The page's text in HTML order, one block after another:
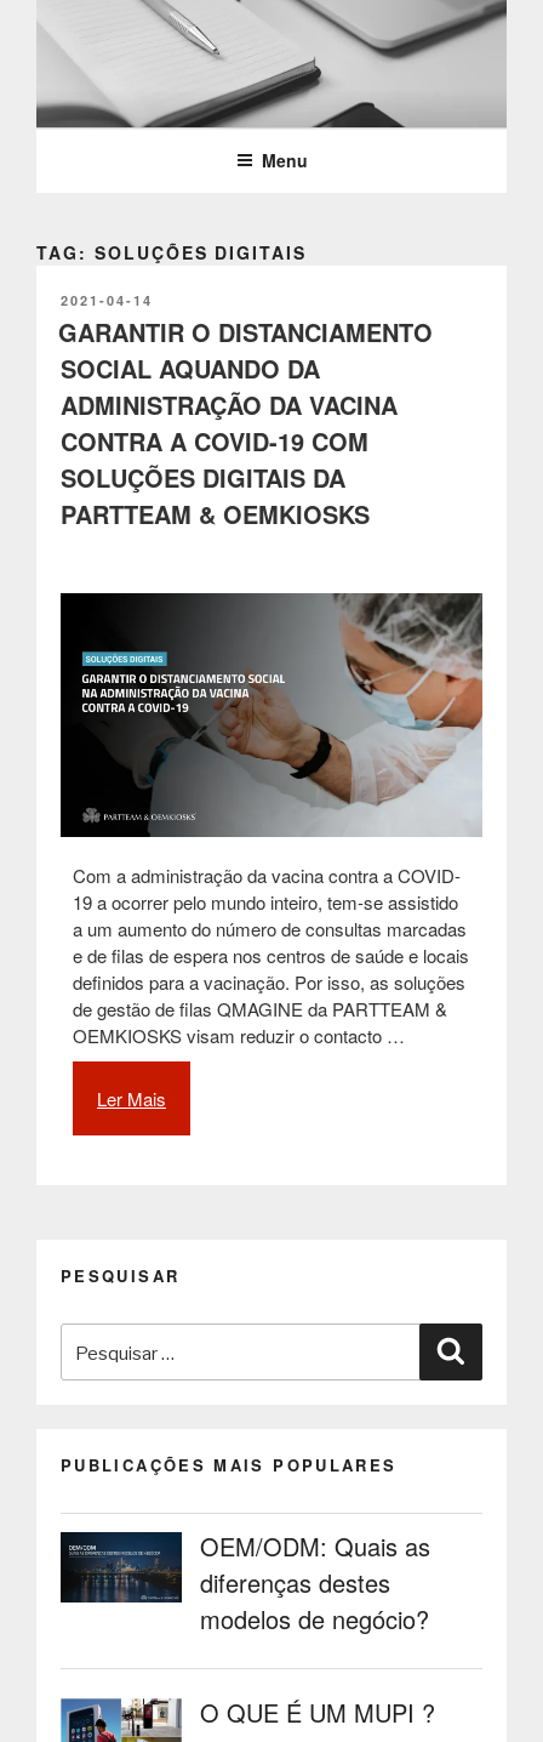
conteúdoPARTTEAM & OEMKIOSKS
BLOG
Menu
TAG: SOLUÇÕES DIGITAIS
PUBLICADO
EM
2021-04-14
GARANTIR O DISTANCIAMENTO
SOCIAL AQUANDO DA
ADMINISTRAÇÃO DA VACINA
CONTRA A COVID-19 COM
SOLUÇÕES DIGITAIS DA
PARTTEAM & OEMKIOSKS
Com a administração da vacina contra a COVID-
19 a ocorrer pelo mundo inteiro, tem-se assistido
a um aumento do número de consultas marcadas
e de filas de espera nos centros de saúde e locais
definidos para a vacinação. Por isso, as soluções
de gestão de filas QMAGINE da PARTTEAM &
OEMKIOSKS visam reduzir o contacto …
Ler Mais
da
a
soluções
da
PARTTEAM
&
OEMKIOSKS”
PESQUISAR
por:
PUBLICAÇÕES MAIS POPULARES
OEM/ODM: Quais as
diferenças destes
modelos de negócio?
O QUE É UM MUPI ?